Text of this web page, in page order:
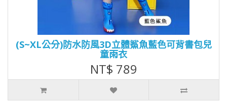
(S~XL公分)防水防風3D立體鯊魚藍色可背書包兒
童雨衣
NT$ 789